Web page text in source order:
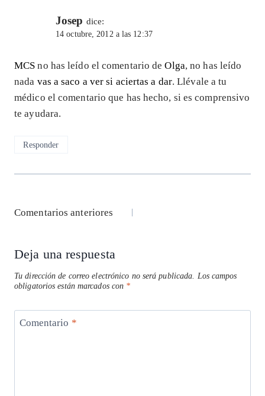
Josep dice:
14 octubre, 2012 a las 12:37
MCSno has leído el comentario deOlga, no has leído
nada vas a saco a ver si aciertas a dar. Llévale a tu
médico el comentario que has hecho, si es comprensivo
te ayudara.
Responder
Navegación
comentarios
Comentarios anteriores
Deja una respuesta
Tu dirección de correo electrónico no será publicada.
Los campos
obligatorios están marcados con *
Comentario *